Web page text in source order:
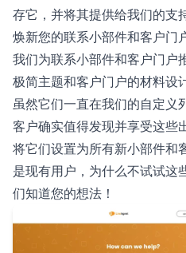
存它，并将其提供给我们的支
焕新您的联系小部件和客户门
我们为联系小部件和客户门户
极简主题和客户门户的材料设
虽然它们一直在我们的自定义
客户确实值得发现并享受这些
将它们设置为所有新小部件和
是现有用户，为什么不试试这
们知道您的想法！